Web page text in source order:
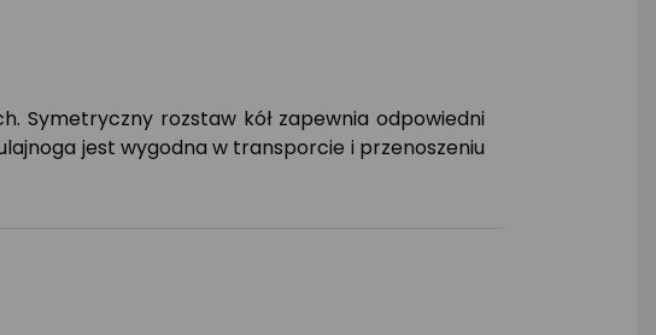
Symetryczny rozstaw kół zapewnia odpowiedni
jest wygodna w transporcie i przenoszeniu